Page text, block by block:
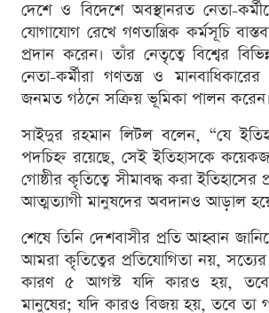
দেশে ও বিদেশে অবস্থানরত নেতা-
যোগাযোগ রেখে গণতান্ত্রিক কর্মসূচি
প্রদান করেন। তাঁর নেতৃত্বে বিশ্বের
নেতা-কর্মীরা গণতন্ত্র ও
জনমত গঠনে সক্রিয় ভূমিকা পালন করেন।
সাইদুর রহমান লিটল বলেন, “যে
পদচিহ্ন রয়েছে, সেই ইতিহাসকে
গোষ্ঠীর কৃতিত্বে সীমাবদ্ধ করা ইতিহাসের
আত্মত্যাগী মানুষদের অবদানও আড়াল
শেষে তিনি দেশবাসীর প্রতি আহ্বান
আমরা কৃতিত্বের প্রতিযোগিতা নয়, সত্যের
কারণ ৫ আগস্ট যদি কারও হয়, তবে
মানুষের; যদি কারও বিজয় হয়, তবে তা